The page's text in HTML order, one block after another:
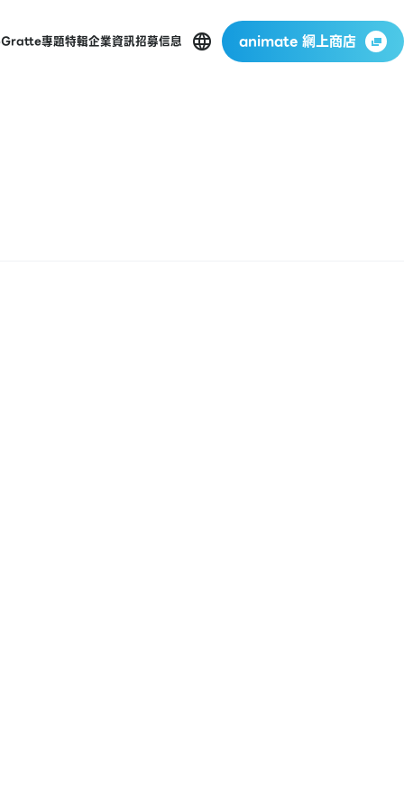
Gratte專題特輯企業資訊招募信息 animate 網上商店